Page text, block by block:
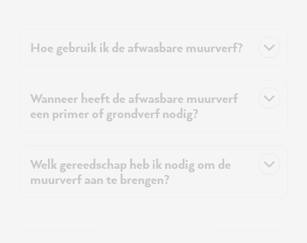
Hoe gebruik ik de afwasbare muurverf?
Wanneer heeft de afwasbare muurverf
een primer of grondverf nodig?
Welk gereedschap heb ik nodig om de
muurverf aan te brengen?